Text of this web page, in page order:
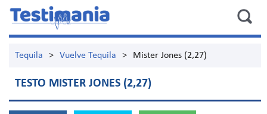
Tequila > Vuelve Tequila > Mister Jones (2,27)
TESTO MISTER JONES (2,27)